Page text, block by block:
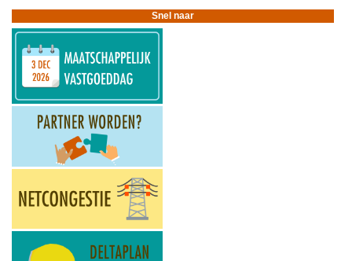
Snel naar